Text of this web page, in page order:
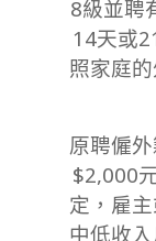
8級並聘
14天或
照家庭
原聘僱
$2,000
定，雇
中低收